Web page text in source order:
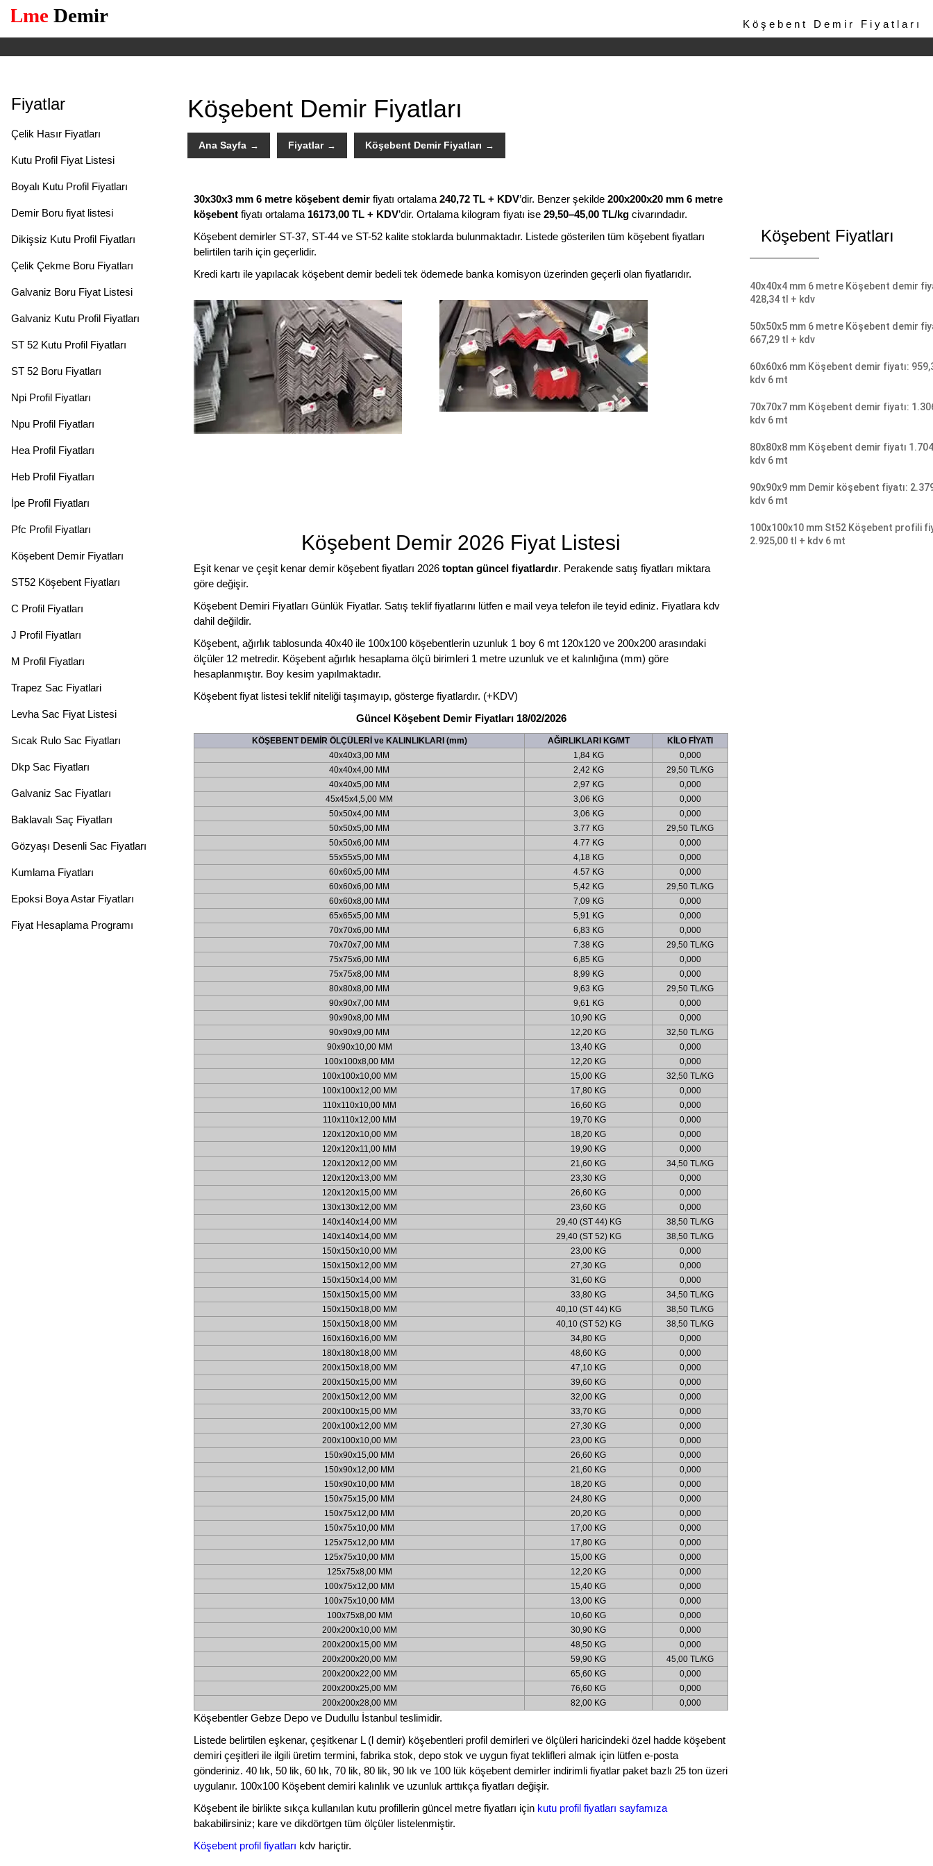
Köşebent Demir Fiyatları
Fiyatlar
Çelik Hasır Fiyatları
Kutu Profil Fiyat Listesi
Boyalı Kutu Profil Fiyatları
Demir Boru fiyat listesi
Dikişsiz Kutu Profil Fiyatları
Çelik Çekme Boru Fiyatları
Galvaniz Boru Fiyat Listesi
Galvaniz Kutu Profil Fiyatları
ST 52 Kutu Profil Fiyatları
ST 52 Boru Fiyatları
Npi Profil Fiyatları
Npu Profil Fiyatları
Hea Profil Fiyatları
Heb Profil Fiyatları
İpe Profil Fiyatları
Pfc Profil Fiyatları
Köşebent Demir Fiyatları
ST52 Köşebent Fiyatları
C Profil Fiyatları
J Profil Fiyatları
M Profil Fiyatları
Trapez Sac Fiyatlari
Levha Sac Fiyat Listesi
Sıcak Rulo Sac Fiyatları
Dkp Sac Fiyatları
Galvaniz Sac Fiyatları
Baklavalı Saç Fiyatları
Gözyaşı Desenli Sac Fiyatları
Kumlama Fiyatları
Epoksi Boya Astar Fiyatları
Fiyat Hesaplama Programı
Köşebent Demir Fiyatları
Ana Sayfa Fiyatlar Köşebent Demir Fiyatları
30x30x3 mm 6 metre köşebent demir fiyatı ortalama240,72 TL + KDV’dir. Benzer şekilde 200x200x20 mm 6 metre
köşebent fiyatı ortalama 16173,00 TL + KDV’dir. Ortalama kilogram fiyatı ise 29,50–45,00 TL/kg civarındadır.
Köşebent demirler ST-37, ST-44 ve ST-52 kalite stoklarda bulunmaktadır. Listede gösterilen tüm köşebent fiyatları
belirtilen tarih için geçerlidir.
Kredi kartı ile yapılacak köşebent demir bedeli tek ödemede banka komisyon üzerinden geçerli olan fiyatlarıdır.
Köşebent Demir 2026 Fiyat Listesi
Eşit kenar ve çeşit kenar demir köşebent fiyatları 2026 toptan güncel fiyatlardır. Perakende satış fiyatları miktara
göre değişir.
Köşebent Demiri Fiyatları Günlük Fiyatlar. Satış teklif fiyatlarını lütfen e mail veya telefon ile teyid ediniz. Fiyatlara kdv
dahil değildir.
Köşebent, ağırlık tablosunda 40x40 ile 100x100 köşebentlerin uzunluk 1 boy 6 mt 120x120 ve 200x200 arasındaki
ölçüler 12 metredir. Köşebent ağırlık hesaplama ölçü birimleri 1 metre uzunluk ve et kalınlığına (mm) göre
hesaplanmıştır. Boy kesim yapılmaktadır.
Köşebent fiyat listesi teklif niteliği taşımayıp, gösterge fiyatlardır. (+KDV)
Güncel Köşebent Demir Fiyatları18/02/2026
KÖŞEBENT DEMİR ÖLÇÜLERİ ve KALINLIKLARI (mm) AĞIRLIKLARI KG/MT
KİLO FİYATI
40x40x3,00 MM
1,84 KG
0,000
40x40x4,00 MM
2,42 KG
29,50 TL/KG
40x40x5,00 MM
2,97 KG
0,000
45x45x4,5,00 MM
3,06 KG
0,000
50x50x4,00 MM
3,06 KG
0,000
50x50x5,00 MM
3.77 KG
29,50 TL/KG
50x50x6,00 MM
4.77 KG
0,000
55x55x5,00 MM
4,18 KG
0,000
60x60x5,00 MM
4.57 KG
0,000
60x60x6,00 MM
5,42 KG
29,50 TL/KG
60x60x8,00 MM
7,09 KG
0,000
65x65x5,00 MM
5,91 KG
0,000
70x70x6,00 MM
6,83 KG
0,000
70x70x7,00 MM
7.38 KG
29,50 TL/KG
75x75x6,00 MM
6,85 KG
0,000
75x75x8,00 MM
8,99 KG
0,000
80x80x8,00 MM
9,63 KG
29,50 TL/KG
90x90x7,00 MM
9,61 KG
0,000
90x90x8,00 MM
10,90 KG
0,000
90x90x9,00 MM
12,20 KG
32,50 TL/KG
90x90x10,00 MM
13,40 KG
0,000
100x100x8,00 MM
12,20 KG
0,000
100x100x10,00 MM
15,00 KG
32,50 TL/KG
100x100x12,00 MM
17,80 KG
0,000
110x110x10,00 MM
16,60 KG
0,000
110x110x12,00 MM
19,70 KG
0,000
120x120x10,00 MM
18,20 KG
0,000
120x120x11,00 MM
19,90 KG
0,000
120x120x12,00 MM
21,60 KG
34,50 TL/KG
120x120x13,00 MM
23,30 KG
0,000
120x120x15,00 MM
26,60 KG
0,000
130x130x12,00 MM
23,60 KG
0,000
140x140x14,00 MM
29,40 (ST 44) KG
38,50 TL/KG
140x140x14,00 MM
29,40 (ST 52) KG
38,50 TL/KG
150x150x10,00 MM
23,00 KG
0,000
150x150x12,00 MM
27,30 KG
0,000
150x150x14,00 MM
31,60 KG
0,000
150x150x15,00 MM
33,80 KG
34,50 TL/KG
150x150x18,00 MM
40,10 (ST 44) KG
38,50 TL/KG
150x150x18,00 MM
40,10 (ST 52) KG
38,50 TL/KG
160x160x16,00 MM
34,80 KG
0,000
180x180x18,00 MM
48,60 KG
0,000
200x150x18,00 MM
47,10 KG
0,000
200x150x15,00 MM
39,60 KG
0,000
200x150x12,00 MM
32,00 KG
0,000
200x100x15,00 MM
33,70 KG
0,000
200x100x12,00 MM
27,30 KG
0,000
200x100x10,00 MM
23,00 KG
0,000
150x90x15,00 MM
26,60 KG
0,000
150x90x12,00 MM
21,60 KG
0,000
150x90x10,00 MM
18,20 KG
0,000
150x75x15,00 MM
24,80 KG
0,000
150x75x12,00 MM
20,20 KG
0,000
150x75x10,00 MM
17,00 KG
0,000
125x75x12,00 MM
17,80 KG
0,000
125x75x10,00 MM
15,00 KG
0,000
125x75x8,00 MM
12,20 KG
0,000
100x75x12,00 MM
15,40 KG
0,000
100x75x10,00 MM
13,00 KG
0,000
100x75x8,00 MM
10,60 KG
0,000
200x200x10,00 MM
30,90 KG
0,000
200x200x15,00 MM
48,50 KG
0,000
200x200x20,00 MM
59,90 KG
45,00 TL/KG
200x200x22,00 MM
65,60 KG
0,000
200x200x25,00 MM
76,60 KG
0,000
200x200x28,00 MM
82,00 KG 0,000
Köşebentler Gebze Depo ve Dudullu İstanbul teslimidir.
Listede belirtilen eşkenar, çeşitkenar L (l demir) köşebentleri profil demirleri ve ölçüleri haricindeki özel hadde köşebent
demiri çeşitleri ile ilgili üretim termini, fabrika stok, depo stok ve uygun fiyat teklifleri almak için lütfen e-posta
gönderiniz. 40 lık, 50 lik, 60 lık, 70 lik, 80 lik, 90 lık ve 100 lük köşebent demirler indirimli fiyatlar paket bazlı 25 ton üzeri
uygulanır. 100x100 Köşebent demiri kalınlık ve uzunluk arttıkça fiyatları değişir.
Köşebent ile birlikte sıkça kullanılan kutu profillerin güncel metre fiyatları için kutu profil fiyatları sayfamıza
bakabilirsiniz; kare ve dikdörtgen tüm ölçüler listelenmiştir.
Köşebent profil fiyatları kdv hariçtir.
Köşebent Fiyatları
40x40x4 mm 6 metre Köşebent demir
428,34 tl + kdv
50x50x5 mm 6 metre Köşebent demir
667,29 tl + kdv
60x60x6 mm Köşebent demir fiyatı:
kdv 6 mt
70x70x7 mm Köşebent demir fiyatı:
kdv 6 mt
80x80x8 mm Köşebent demir fiyatı
kdv 6 mt
90x90x9 mm Demir köşebent fiyatı:
kdv 6 mt
100x100x10 mm St52 Köşebent profili
2.925,00 tl + kdv 6 mt